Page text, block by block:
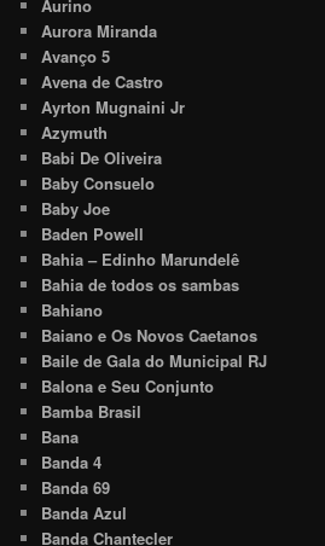
Aurino
Aurora Miranda
Avanço 5
Avena de Castro
Ayrton Mugnaini Jr
Azymuth
Babi De Oliveira
Baby Consuelo
Baby Joe
Baden Powell
Bahia – Edinho Marundelê
Bahia de todos os sambas
Bahiano
Baiano e Os Novos Caetanos
Baile de Gala do Municipal RJ
Balona e Seu Conjunto
Bamba Brasil
Bana
Banda 4
Banda 69
Banda Azul
Banda Chantecler